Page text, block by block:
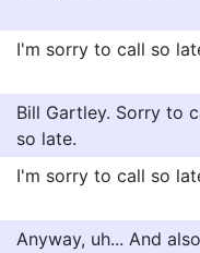
I'm sorry to call so
Bill Gartley. Sorry to
so late.
I'm sorry to call so
Anyway, uh... And